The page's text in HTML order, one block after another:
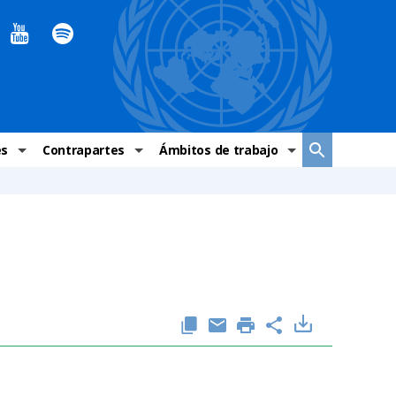
Contrapartes
OSC de derechos humanos
Ámbitos de trabajo
Comunicación y promoción